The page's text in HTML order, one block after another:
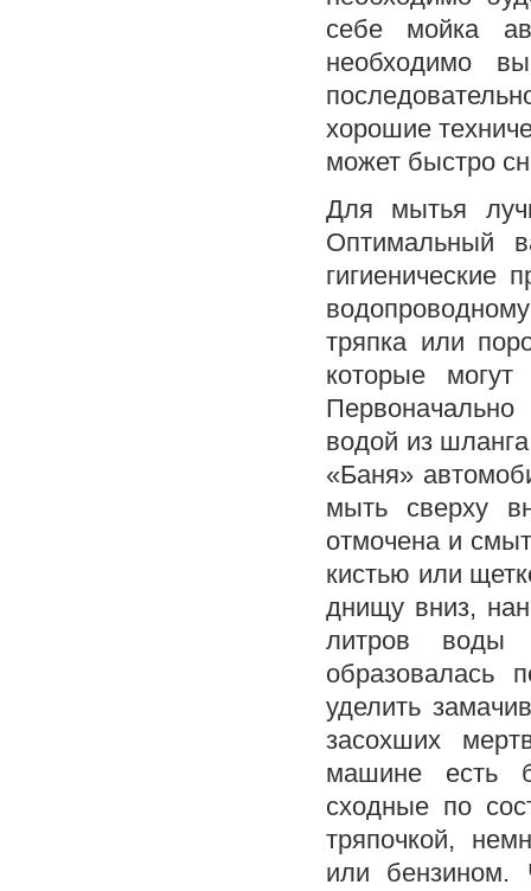
себе мойка
необходимо
хорошие
может быстро
Для мытья
Оптимальный
тряпка или
которые
водой из
«Баня»
мыть сверху
отмочена и
кистью или
днищу вниз,
литров воды
образовалась
уделить
засохших
машине есть
сходные по
тряпочкой,
или бензином.